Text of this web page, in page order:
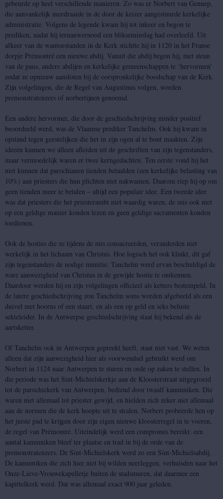
gebeurde op heel verschillende manieren. Zo was er Norbert van Gennep,
die aanvankelijk meedraaide in de door de keizer aangestuurde kerkelijke
administratie. Volgens de legende kwam hij tot inkeer en begon te
prediken, nadat hij ternauwernood een blikseminslag had overleefd. Uit
afkeer van de wantoestanden in de Kerk stichtte hij in 1120 in het Franse
dorpje Prémontré een nieuwe abdij. Vanuit die abdij begon hij, met steun
van de paus, andere abdijen en kerkelijke gemeenschappen te ‘hervormen’
zodat ze opnieuw aansloten bij de oorspronkelijke boodschap van de Kerk.
Zijn volgelingen, die de Regel van Augustinus volgen, worden
premonstratenzers of norbertijnen genoemd.
Een andere hervormer, die door de geschiedschrijving minder positief
beoordeeld werd, was de Vlaamse prediker Tanchelm. Ook hij kwam in
opstand tegen geestelijken die het in zijn ogen al te bont maakten. Zijn
ideeën kunnen we alleen afleiden uit de geschriften van zijn tegenstanders,
maar vermoedelijk waren er twee kerngedachten. Ten eerste vond hij het
niet kunnen dat parochianen tienden betaalden (een kerkelijke belasting van
10%) aan priesters die hun plichten niet nakwamen. Daarom riep hij op om
geen tienden meer te betalen – altijd een populair idee. Een tweede idee
was dat priesters die het priesterambt niet waardig waren, de mis ook niet
op een geldige manier konden lezen en geen geldige sacramenten konden
toedienen.
Ook de hosties die ze tijdens de mis consacreerden, veranderden niet
werkelijk in het lichaam van Christus. Hoe logisch het ook klinkt, dit gaf
zijn tegenstanders de nodige munitie: Tanchelm werd ervan beschuldigd de
ware aanwezigheid van Christus in de gewijde hostie te ontkennen.
Daardoor werden hij en zijn volgelingen officieel als ketters bestempeld. In
de latere geschiedschrijving zou Tanchelm soms worden afgebeeld als een
duivel met hoorns of een staart, en als een op geld en seks beluste
sekteleider. In de Antwerpse geschiedschrijving staat hij bekend als de
aartsketter.
Of Tanchelm ook in Antwerpen gepreekt heeft, staat niet vast. We weten
alleen dat zijn aanwezigheid hier als voorwendsel gebruikt werd om
Norbert in 1124 naar Antwerpen te sturen en orde op zaken te stellen. In
die periode was het Sint-Michielskerkje aan de Kloosterstraat uitgegroeid
tot de parochiekerk van Antwerpen, bediend door twaalf kanunniken. Die
waren niet allemaal tot priester gewijd, en hielden zich zeker niet allemaal
aan de normen die de kerk hoopte uit te stralen. Norbert probeerde hen op
het juiste pad te krijgen door zijn eigen nieuwe kloosterregel in te voeren,
de regel van Prémontré. Uiteindelijk werd een compromis bereikt: een
aantal kanunniken bleef ter plaatse en trad in bij de orde van de
premonstratenzers. De Sint-Michielskerk werd zo een Sint-Michielsabdij.
De kanunniken die zich hier niet bij wilden neerleggen, verhuisden naar het
Onze-Lieve-Vrouwekapelletje buiten de stadsmuren, dat daarmee een
kapittelkerk werd. Dat was allemaal exact 900 jaar geleden.